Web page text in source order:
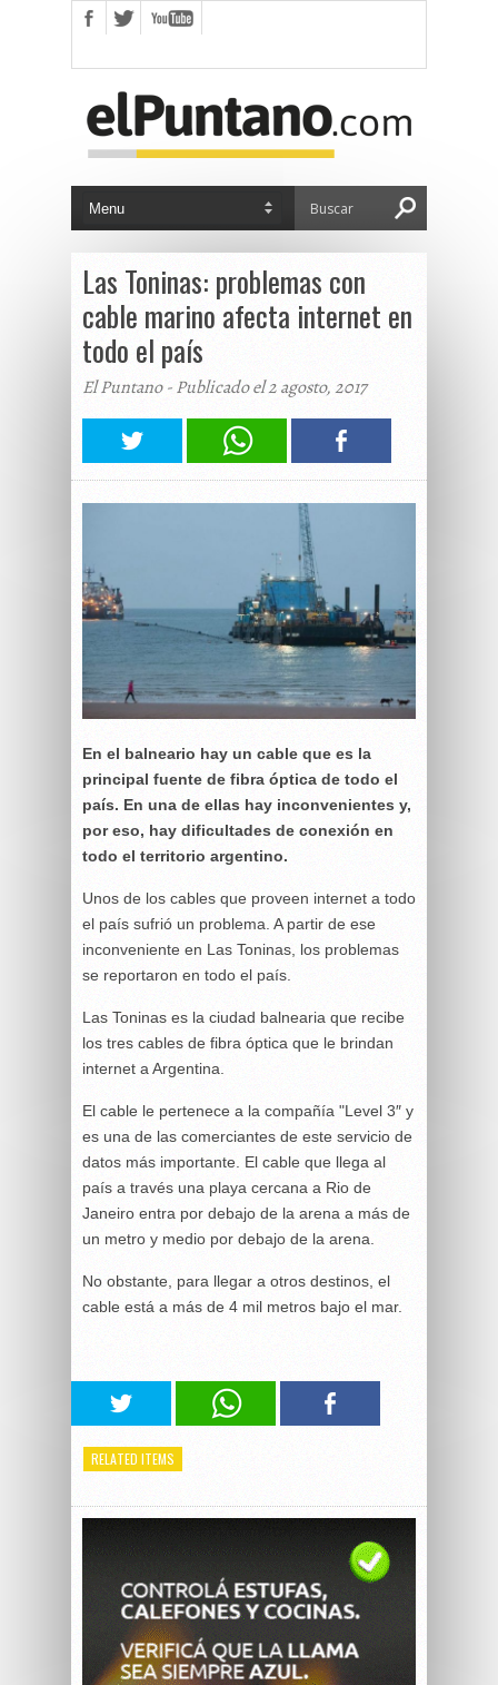
Las Toninas: problemas con
cable marino afecta internet en
todo el país
El Puntano - Publicado el 2 agosto, 2017
En el balneario hay un cable que es la
principal fuente de fibra óptica de todo el
país. En una de ellas hay inconvenientes y,
por eso, hay dificultades de conexión en
todo el territorio argentino.
Unos de los cables que proveen internet a todo
el país sufrió un problema. A partir de ese
inconveniente en Las Toninas, los problemas
se reportaron en todo el país.
Las Toninas es la ciudad balnearia que recibe
los tres cables de fibra óptica que le brindan
internet a Argentina.
El cable le pertenece a la compañía "Level 3″ y
es una de las comerciantes de este servicio de
datos más importante. El cable que llega al
país a través una playa cercana a Rio de
Janeiro entra por debajo de la arena a más de
un metro y medio por debajo de la arena.
No obstante, para llegar a otros destinos, el
cable está a más de 4 mil metros bajo el mar.
RELATED ITEMS